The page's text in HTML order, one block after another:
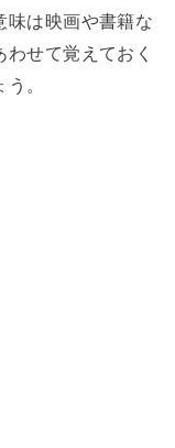
味は映画や書籍な
せて覚えておく
。